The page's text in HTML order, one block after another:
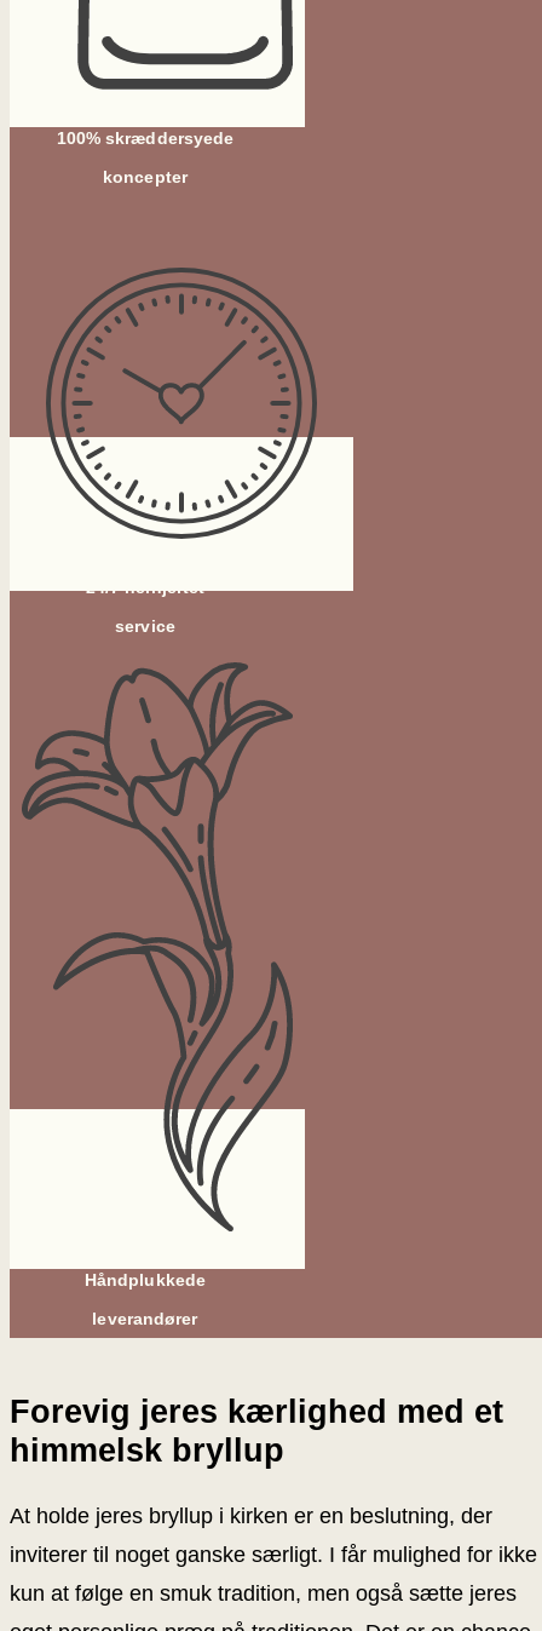
100% skræddersyede
koncepter
24/7 helhjertet
service
Håndplukkede
leverandører
Forevig jeres kærlighed med et
himmelsk bryllup
At holde jeres bryllup i kirken er en beslutning, der
inviterer til noget ganske særligt. I får mulighed for ikke
kun at følge en smuk tradition, men også sætte jeres